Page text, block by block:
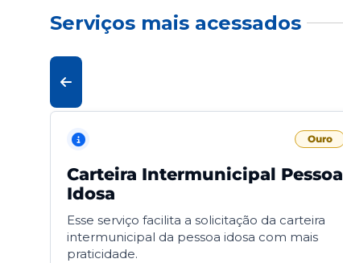
Serviços mais acessados
Ouro
Carteira Intermunicipal Pessoa
Idosa
Esse serviço facilita a solicitação da carteira
intermunicipal da pessoa idosa com mais
praticidade.